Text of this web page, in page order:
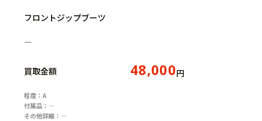
フロントジップブーツ
―
買取金額 48,000円
程度：A
付属品：―
その他詳細：―